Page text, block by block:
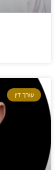
עורך דין